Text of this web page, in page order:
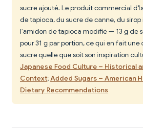
sucre ajouté. Le produit commercial
de tapioca, du sucre de canne, du
l'amidon de tapioca modifié — 13 g de
pour 31 g par portion, ce qui en fait une
sucre quelle que soit son inspiration
Japanese Food Culture – Historical
Context;Added Sugars – American
Dietary Recommendations